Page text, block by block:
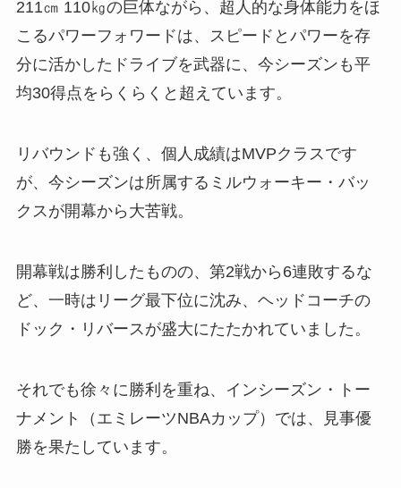
211㎝ 110㎏の巨体ながら、超人的な身体能力をほ
こるパワーフォワードは、スピードとパワーを存
分に活かしたドライブを武器に、今シーズンも平
均30得点をらくらくと超えています。
リバウンドも強く、個人成績はMVPクラスです
が、今シーズンは所属するミルウォーキー・バッ
クスが開幕から大苦戦。
開幕戦は勝利したものの、第2戦から6連敗するな
ど、一時はリーグ最下位に沈み、ヘッドコーチの
ドック・リバースが盛大にたたかれていました。
それでも徐々に勝利を重ね、インシーズン・トー
ナメント（エミレーツNBAカップ）では、見事優
勝を果たしています。